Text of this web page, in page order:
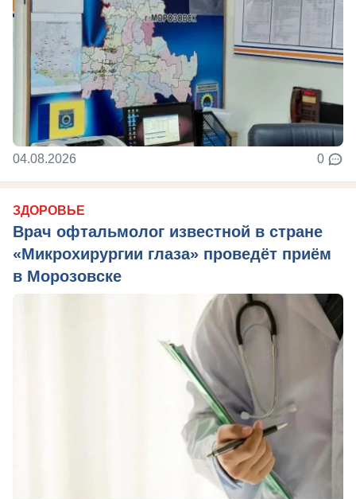
04.08.2026 0
ЗДОРОВЬЕ
Врач офтальмолог известной в стране
«Микрохирургии глаза» проведёт приём
в Морозовске